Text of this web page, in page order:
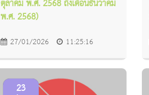
ตุลาคม พ.ศ. 2568 ถึงเดือนธันวาคม
พ.ศ. 2568)
27/01/2026 11:25:16
23